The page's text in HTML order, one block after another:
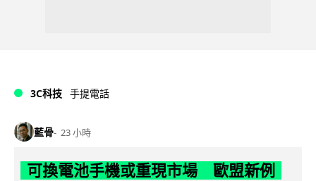
3C科技 手提電話
藍骨 23 小時
可換電池手機或重現市場 歐盟新例